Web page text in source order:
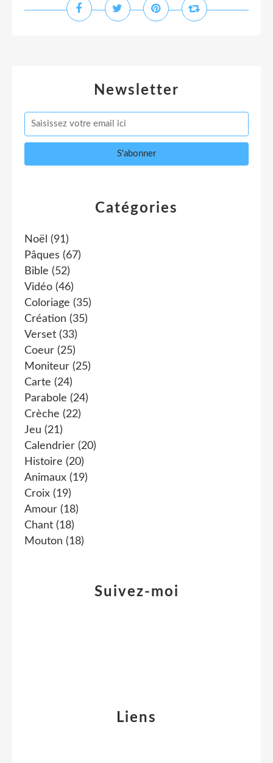
Newsletter
Catégories
Noël (91)
Pâques (67)
Bible (52)
Vidéo (46)
Coloriage (35)
Création (35)
Verset (33)
Coeur (25)
Moniteur (25)
Carte (24)
Parabole (24)
Crèche (22)
Jeu (21)
Calendrier (20)
Histoire (20)
Animaux (19)
Croix (19)
Amour (18)
Chant (18)
Mouton (18)
Suivez-moi
Liens